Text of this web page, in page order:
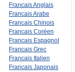
Francais Anglais
Francais Arabe
Francais Chinois
Francais Coréen
Francais Espagnol
Francais Grec
Francais Italien
Francais Japonais